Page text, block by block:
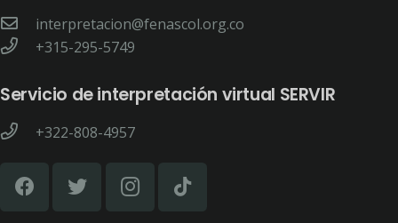
interpretacion@fenascol.org.co
+315-295-5749
Servicio de interpretación virtual SERVIR
+322-808-4957